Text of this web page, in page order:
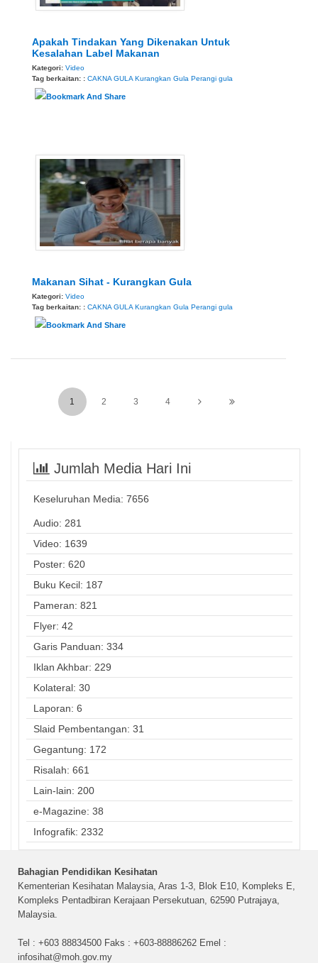
Apakah Tindakan Yang Dikenakan Untuk
Kesalahan Label Makanan
Kategori: Video
Tag berkaitan: : CAKNA GULA Kurangkan Gula Perangi gula
Makanan Sihat - Kurangkan Gula
Kategori: Video
Tag berkaitan: : CAKNA GULA Kurangkan Gula Perangi gula
1 2 3 4
Jumlah Media Hari Ini
Keseluruhan Media: 7656
Audio: 281
Video: 1639
Poster: 620
Buku Kecil: 187
Pameran: 821
Flyer: 42
Garis Panduan: 334
Iklan Akhbar: 229
Kolateral: 30
Laporan: 6
Slaid Pembentangan: 31
Gegantung: 172
Risalah: 661
Lain-lain: 200
e-Magazine: 38
Infografik: 2332
Bahagian Pendidikan Kesihatan
Kementerian Kesihatan Malaysia, Aras 1-3, Blok E10, Kompleks E,
Kompleks Pentadbiran Kerajaan Persekutuan, 62590 Putrajaya,
Malaysia.
Tel : +603 88834500 Faks : +603-88886262 Emel :
infosihat@moh.gov.my